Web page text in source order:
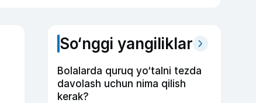
So‘nggi yangiliklar
Bolalarda quruq yo‘talni tezda
davolash uchun nima qilish
kerak?